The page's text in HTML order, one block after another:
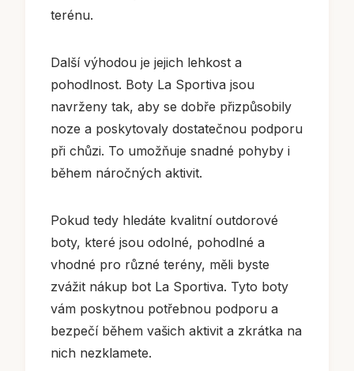
terénu.
Další výhodou je jejich lehkost a
pohodlnost. Boty La Sportiva jsou
navrženy tak, aby se dobře přizpůsobily
noze a poskytovaly dostatečnou podporu
při chůzi. To umožňuje snadné pohyby i
během náročných aktivit.
Pokud tedy hledáte kvalitní outdorové
boty, které jsou odolné, pohodlné a
vhodné pro různé terény, měli byste
zvážit nákup bot La Sportiva. Tyto boty
vám poskytnou potřebnou podporu a
bezpečí během vašich aktivit a zkrátka na
nich nezklamete.